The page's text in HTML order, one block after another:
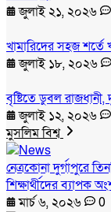
জুলাই ২১, ২০২৬
খামারিদের সহজ শর্তে
জুলাই ১৮, ২০২৬
বৃষ্টিতে ডুবল রাজধানী,
জুলাই ১২, ২০২৬
মুসলিম বিশ্ব
নেত্রকোনা দুর্গাপুরে
শিক্ষার্থীদের ব্যাপক
মার্চ ৬, ২০২৬
0